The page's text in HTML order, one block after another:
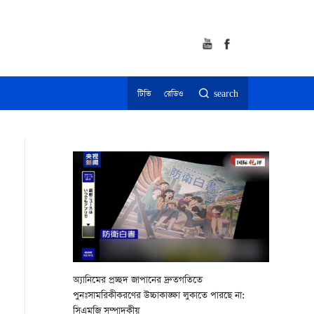
টিভি রেডিও search
অ্যানিমের প্রচ্ছদ জাপানের দ্রুতগতিতে
পুনঃসামরিকীকরণের উচ্চাকাঙ্ক্ষা লুকাতে পারছে না: